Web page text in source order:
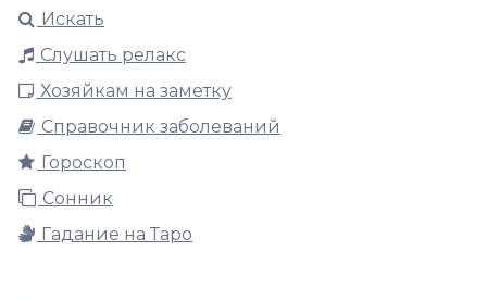
Искать
Слушать релакс
Хозяйкам на заметку
Справочник заболеваний
Гороскоп
Сонник
Гадание на Таро